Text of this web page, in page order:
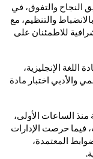
النجاح والتفوق، في
والتنظيم، مع
للاطمئنان على
الإنجليزية،
والأدبي اختبار مادة
الساعات الأولى،
فيما حرصت الإدارات
المعتمدة،